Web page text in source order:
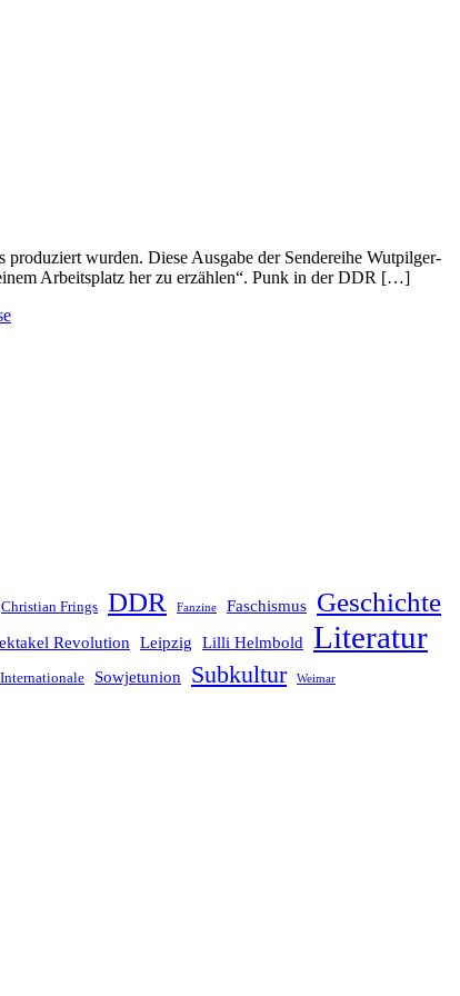
wurden. Diese Ausgabe der Sendereihe Wutpilger-
Arbeitsplatz her zu erzählen“. Punk in der DDR […]
Christian Frings DDR Fanzine Faschismus Geschichte
Revolution Leipzig Lilli Helmbold Literatur
Sowjetunion Subkultur Weimar